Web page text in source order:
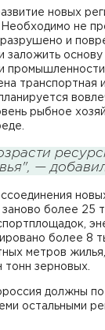
новых
не
и
заложить основу
транспортная
рыбное
—
более 25
более 8
метров
тонн зерновых.
должны
остальными